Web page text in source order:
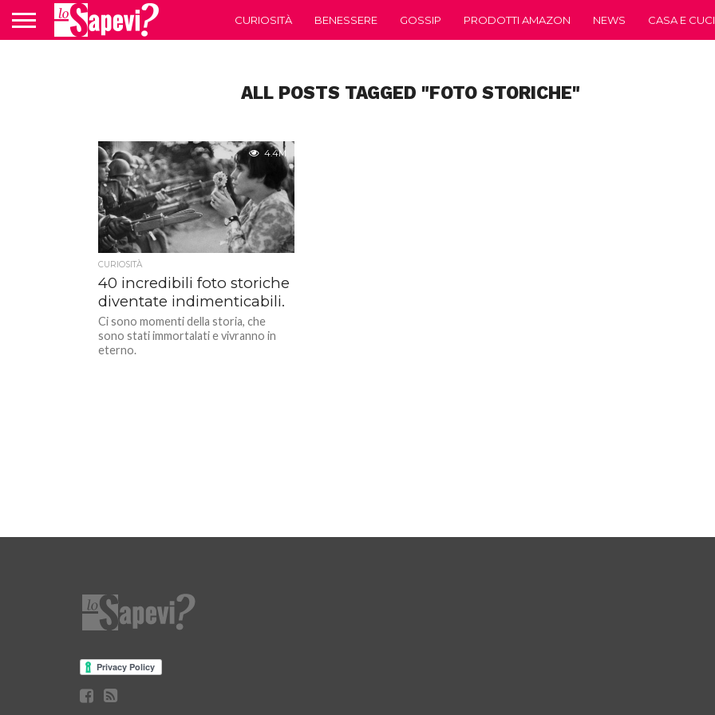
CURIOSITÀ BENESSERE GOSSIP PRODOTTI AMAZON NEWS CASA E
ALL POSTS TAGGED "FOTO STORICHE"
4.4M
CURIOSITÀ
40 incredibili foto storiche
diventate indimenticabili.
Ci sono momenti della storia, che
sono stati immortalati e vivranno in
eterno.